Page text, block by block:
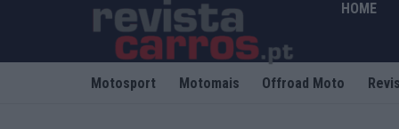
HOME
Motosport Motomais Offroad Moto